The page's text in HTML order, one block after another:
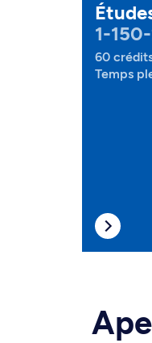
1-
60
Temps